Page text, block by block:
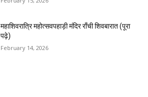
महाशिवरात्रि महोत्सवपहाड़ी मंदिर राँची शिवबारात (पूरा
पढ़े)
February 14, 2026